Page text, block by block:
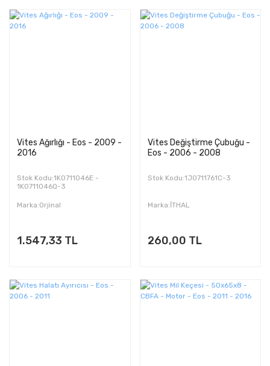
Vites Ağırlığı - Eos - 2009 -
2016
Stok Kodu:1K0711046E -
1K0711046Q-3
Marka:Orjinal
1.547,33 TL
Vites Değiştirme Çubuğu -
Eos - 2006 - 2008
Stok Kodu:1J0711761C-3
Marka:İTHAL
260,00 TL